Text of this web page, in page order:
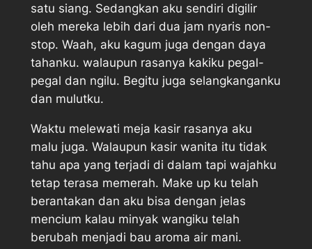
satu siang. Sedangkan aku sendiri digilir
oleh mereka lebih dari dua jam nyaris non-
stop. Waah, aku kagum juga dengan daya
tahanku. walaupun rasanya kakiku pegal-
pegal dan ngilu. Begitu juga selangkanganku
dan mulutku.
Waktu melewati meja kasir rasanya aku
malu juga. Walaupun kasir wanita itu tidak
tahu apa yang terjadi di dalam tapi wajahku
tetap terasa memerah. Make up ku telah
berantakan dan aku bisa dengan jelas
mencium kalau minyak wangiku telah
berubah menjadi bau aroma air mani.